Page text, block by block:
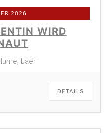
2026
WIRD
Laer
DETAILS